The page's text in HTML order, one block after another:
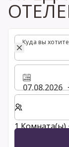
Куда вы
Куда вы
07.08.2026
Выберите
1 Комната(ы)